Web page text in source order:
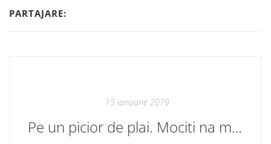
PARTAJARE:
15 ianuarie 2019
Pe un picior de plai. Mociti na meste